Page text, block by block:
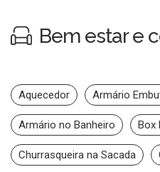
Bem estar e
Aquecedor Armário
Armário no Banheiro Box
Churrasqueira na Sacada